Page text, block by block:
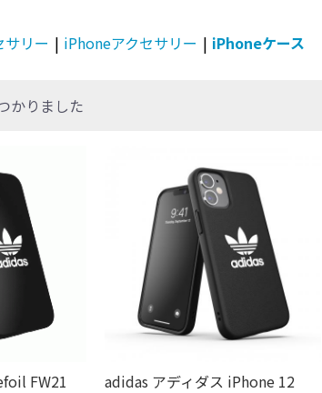
サリー | iPhoneアクセサリー | iPhoneケース
かりました
FW21
adidas アディダス iPhone 12